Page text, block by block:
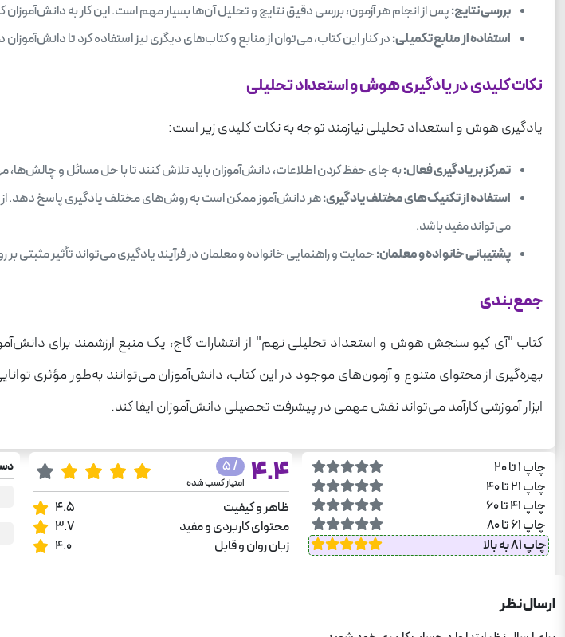
بررسی نتایج:پس از انجام هر آزمون، بررسی دقیق نتایج و تحلیل آن‌ها بسیار مهم است. این کار به
استفاده از منابع تکمیلی:در کنار این کتاب، می‌توان از منابع و کتاب‌های دیگری نیز استفاده کرد تا
نکات کلیدی در یادگیری هوش و استعداد تحلیلی
یادگیری هوش و استعداد تحلیلی نیازمند توجه به نکات کلیدی زیر است:
تمرکز بر یادگیری فعال:به جای حفظ کردن اطلاعات، دانش‌آموزان باید تلاش کنند تا با حل مسائل و چالش‌ها،
استفاده از تکنیک‌های مختلف یادگیری:هر دانش‌آموز ممکن است به روش‌های مختلف یادگیری پاسخ دهد. از
می‌تواند مفید باشد.
پشتیبانی خانواده و معلمان:حمایت و راهنمایی خانواده و معلمان در فرآیند یادگیری می‌تواند تأثیر مثبتی
جمع‌بندی
کتاب "آی کیو سنجش هوش و استعداد تحلیلی نهم" از انتشارات گاج، یک منبع ارزشمند برای
بهره‌گیری از محتوای متنوع و آزمون‌های موجود در این کتاب، دانش‌آموزان می‌توانند به‌طور مؤثری
ابزار آموزشی کارآمد می‌تواند نقش مهمی در پیشرفت تحصیلی دانش‌آموزان ایفا کند.
چاپ 1 تا 20
چاپ 21 تا 40
چاپ 41 تا 60
چاپ 61 تا 80
چاپ 81 به بالا
4.4
/ 5
امتیاز کسب شده
ظاهر و کیفیت
4.5
محتوای کاربردی و مفید
3.7
زبان روان و قابل
4.0
ارسال نظر